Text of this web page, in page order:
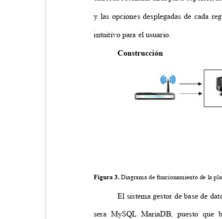
y las opciones desplegadas de cada
intuitivo para el usuario.
Construcción
Figura 3.Diagrama de funcionamiento de la
El sistema gestor de base de
sera MySQL MariaDB, puesto